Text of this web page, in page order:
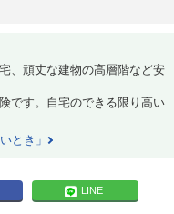
、頑丈な建物の高層階など安
です。自宅のできる限り高い
とき」
LINE